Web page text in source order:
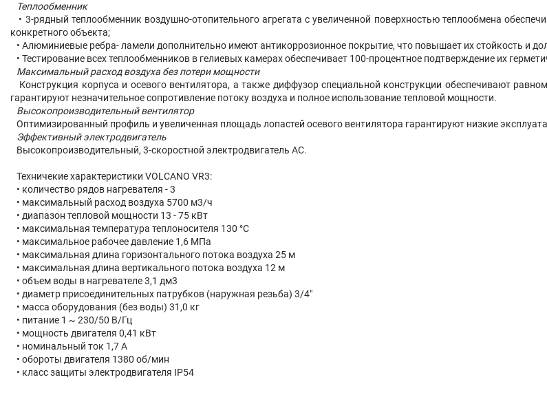
Теплообменник
• 3-рядный теплообменник воздушно-отопительного агрегата с увеличенной поверхностью теплообмена
конкретного объекта;
• Алюминиевые ребра- ламели дополнительно имеют антикоррозионное покрытие, что повышает их стойкость и
• Тестирование всех теплообменников в гелиевых камерах обеспечивает 100-процентное подтверждение их
Максимальный расход воздуха без потери мощности
Конструкция корпуса и осевого вентилятора, а также диффузор специальной конструкции обеспечивают
гарантируют незначительное сопротивление потоку воздуха и полное использование тепловой мощности.
Высокопроизводительный вентилятор
Оптимизированный профиль и увеличенная площадь лопастей осевого вентилятора гарантируют низкие
Эффективный электродвигатель
Высокопроизводительный, 3-скоростной электродвигатель AC.
Техничекие характеристики VOLCANO VR3:
• количество рядов нагревателя - 3
• максимальный расход воздуха 5700 м3/ч
• диапазон тепловой мощности 13 - 75 кВт
• максимальная температура теплоносителя 130 °C
• максимальное рабочее давление 1,6 MПa
• максимальная длина горизонтального потока воздуха 25 м
• максимальная длина вертикального потока воздуха 12 м
• объeм воды в нагревателе 3,1 дм3
• диаметр присоединительных патрубков (наружная резьба) 3/4"
• масса оборудования (без воды) 31,0 кг
• питание 1 ~ 230/50 В/Гц
• мощность двигателя 0,41 кВт
• номинальный ток 1,7 A
• обороты двигателя 1380 об/мин
• класс защиты электродвигателя IP54